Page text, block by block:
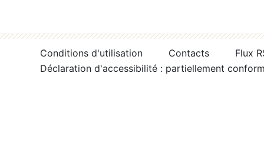
Conditions d'utilisation Contacts
Flux
Déclaration d'accessibilité : partiellement